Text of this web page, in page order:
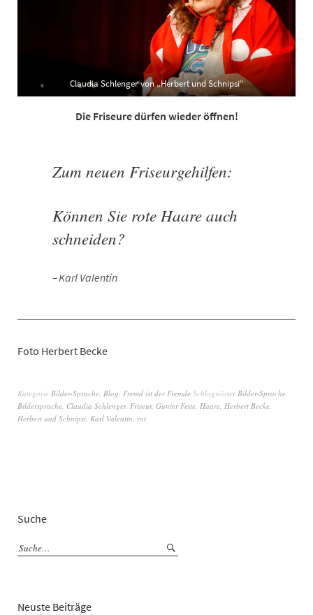
Claudia Schlenger von „Herbert und Schnipsi“
Die Friseure dürfen wieder öffnen!
Zum neuen Friseurgehilfen:
Können Sie rote Haare auch
schneiden?
Karl Valentin
Foto Herbert Becke
Kategorie Bilder-Sprache Blog Fremd ist der Fremde Schlagwörter Bilder-Sprache
Bildersprache Claudia Schlenger, Friseur, Gunter Fette Haare Herbert Becke
Herbert und Schnipsi Karl Valentin rot
Suche
Neuste Beiträge